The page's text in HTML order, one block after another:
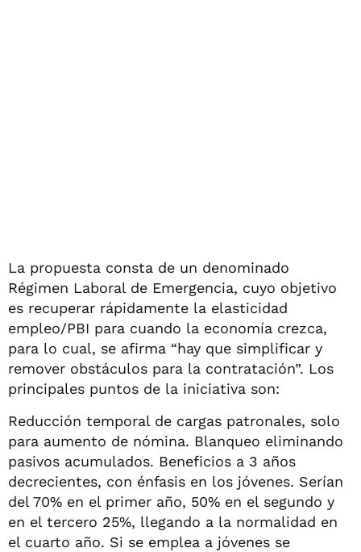
La propuesta consta de un denominado
Régimen Laboral de Emergencia, cuyo objetivo
es recuperar rápidamente la elasticidad
empleo/PBI para cuando la economía crezca,
para lo cual, se afirma “hay que simplificar y
remover obstáculos para la contratación”. Los
principales puntos de la iniciativa son:
Reducción temporal de cargas patronales, solo
para aumento de nómina. Blanqueo eliminando
pasivos acumulados. Beneficios a 3 años
decrecientes, con énfasis en los jóvenes. Serían
del 70% en el primer año, 50% en el segundo y
en el tercero 25%, llegando a la normalidad en
el cuarto año. Si se emplea a jóvenes se